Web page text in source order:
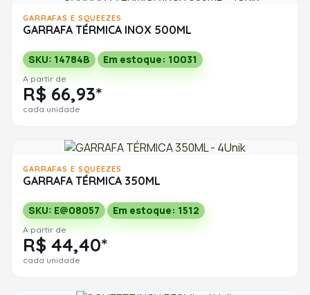
GARRAFAS E SQUEEZES
GARRAFA TÉRMICA INOX 500ML
SKU: 14784B Em estoque: 10031
A partir de
R$ 66,93*
cada unidade
GARRAFAS E SQUEEZES
GARRAFA TÉRMICA 350ML
SKU: E@08057 Em estoque: 1512
A partir de
R$ 44,40*
cada unidade